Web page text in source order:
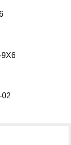
9X6
02